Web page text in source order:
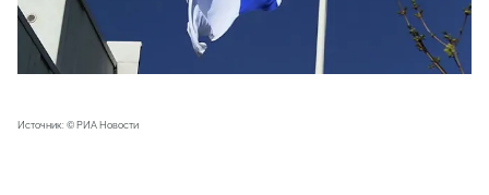
Источник: © РИА Новости